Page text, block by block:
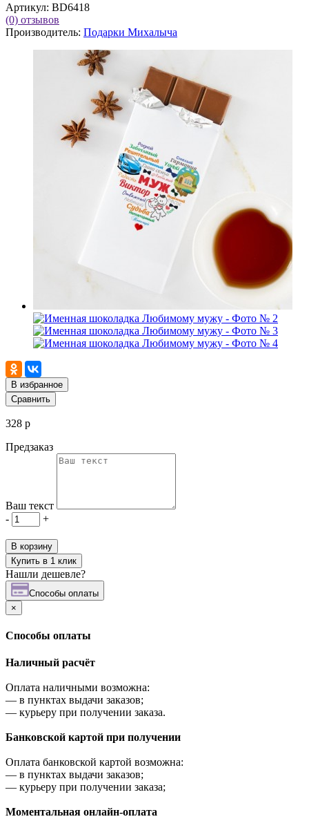
Артикул: BD6418
(0) отзывов
Производитель: Подарки Михалыча
В избранное
Сравнить
328 р
Предзаказ
Ваш текст
-
+
В корзину
Купить в 1 клик
Нашли дешевле?
Cпособы оплаты
×
Cпособы оплаты
Наличный расчёт
Оплата наличными возможна:
— в пунктах выдачи заказов;
— курьеру при получении заказа.
Банковской картой при получении
Оплата банковской картой возможна:
— в пунктах выдачи заказов;
— курьеру при получении заказа;
Моментальная онлайн-оплата